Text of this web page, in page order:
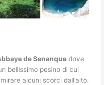
de Senanque dove
bellissimo pesino di cui
alcuni scorci dall’alto.